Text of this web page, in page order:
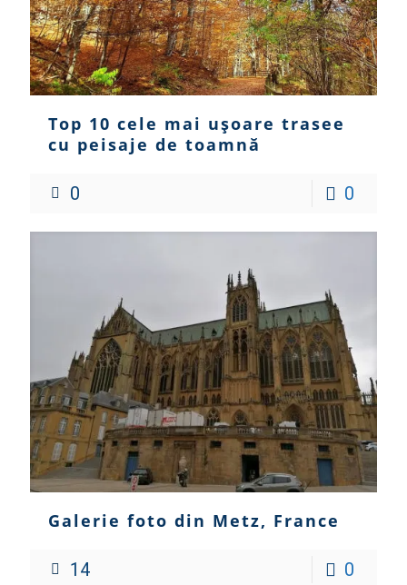
Top 10 cele mai ușoare trasee
cu peisaje de toamnă
0 0
Galerie foto din Metz, France
14 0